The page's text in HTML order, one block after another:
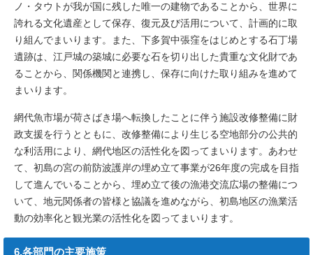
ノ・タウトが我が国に残した唯一の建物であることから、世界に
誇れる文化遺産として保存、復元及び活用について、計画的に取
り組んでまいります。また、下多賀中張窪をはじめとする石丁場
遺跡は、江戸城の築城に必要な石を切り出した貴重な文化財であ
ることから、関係機関と連携し、保存に向けた取り組みを進めて
まいります。
網代魚市場が荷さばき場へ転換したことに伴う施設改修整備に財
政支援を行うとともに、改修整備により生じる空地部分の公共的
な利活用により、網代地区の活性化を図ってまいります。あわせ
て、初島の宮の前防波護岸の埋め立て事業が26年度の完成を目指
して進んでいることから、埋め立て後の漁港交流広場の整備につ
いて、地元関係者の皆様と協議を進めながら、初島地区の漁業活
動の効率化と観光業の活性化を図ってまいります。
6.各部門の主要施策